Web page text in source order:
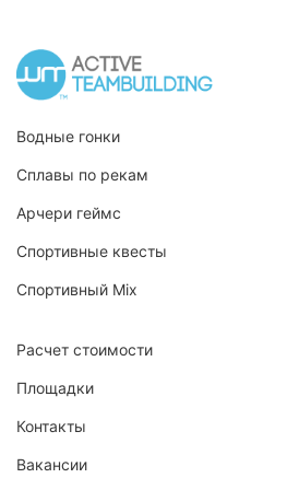
Водные гонки
Сплавы по рекам
Арчери геймс
Спортивные квесты
Спортивный Mix
Расчет стоимости
Площадки
Контакты
Вакансии